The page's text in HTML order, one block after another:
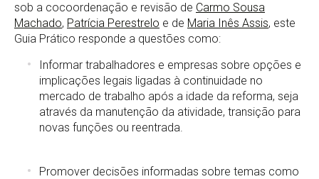
sob a cocoordenação e revisão de Carmo Sousa
Machado, Patrícia Perestrelo e de Maria Inês Assis, este
Guia Prático responde a questões como:
Informar trabalhadores e empresas sobre opções e
implicações legais ligadas à continuidade no
mercado de trabalho após a idade da reforma, seja
através da manutenção da atividade, transição para
novas funções ou reentrada.
Promover decisões informadas sobre temas como